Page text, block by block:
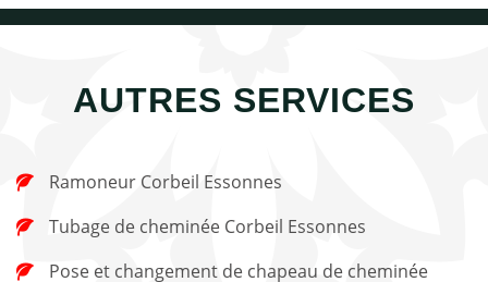
AUTRES SERVICES
Ramoneur Corbeil Essonnes
Tubage de cheminée Corbeil Essonnes